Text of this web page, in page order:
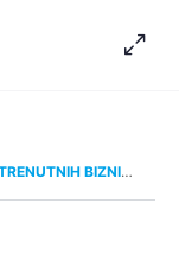
BIZNISA I IDEJE